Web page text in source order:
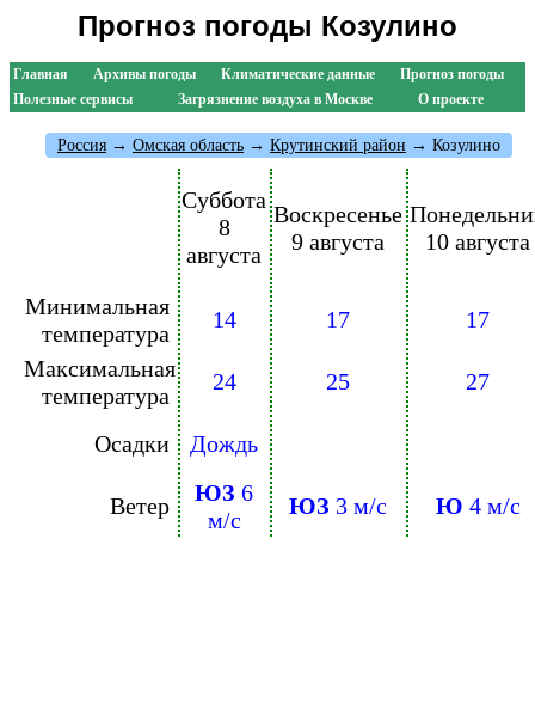
Прогноз погоды Козулино
Главная Архивы погоды Климатические данные
Прогноз погоды
Полезные сервисы
Загрязнение воздуха в Москве О проекте
Россия → Омская область → Крутинский район → Козулино
Суббота
8
августа
Воскресенье
9 августа
10 августа
Минимальная
температура
14 17
17
Максимальная
температура
24 25 27
Осадки Дождь
Ветер ЮЗ 6
м/с
ЮЗ 3 м/с Ю 4 м/с